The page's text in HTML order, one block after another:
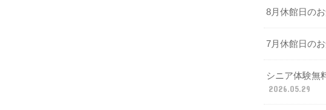
8月休館日の
7月休館日の
シニア体験無
2026.05.29